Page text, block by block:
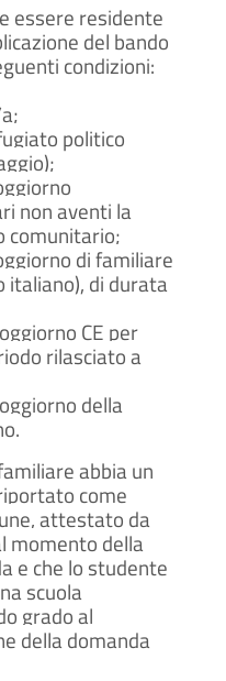
essere residente
del bando
condizioni:
politico
non aventi la
comunitario;
di familiare
italiano), di durata
CE per
rilasciato a
della
abbia un
come
attestato da
momento della
e che lo studente
scuola
grado al
della domanda